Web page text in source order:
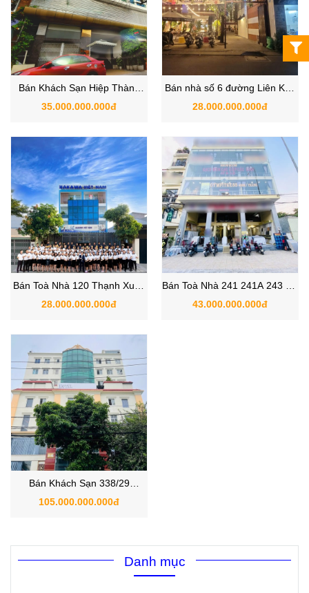
Bán Khách Sạn Hiệp Thành
45, Phường Hiệp Thành, Quận
35.000.000.000đ
Bán nhà số 6 đường Liên Khu
2-5, Hiệp Thành, Quận 12, Hồ
28.000.000.000đ
Bán Toà Nhà 120 Thạnh Xuân
22 , Phường Thạnh Xuân ,
28.000.000.000đ
Bán Toà Nhà 241 241A 243 Hà
Huy Giáp, P Thạnh Lộc, Quận
43.000.000.000đ
Bán Khách Sạn 338/29
Nguyễn Văn Quá , P.Đông
105.000.000.000đ
Danh mục